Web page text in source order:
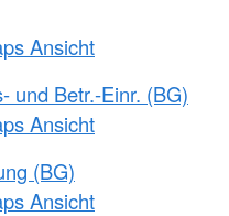
Ansicht
und Betr.-Einr. (BG)
Ansicht
(BG)
Ansicht